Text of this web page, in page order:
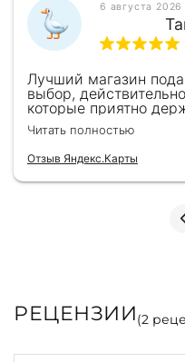
6 августа 2026
Лучший магазин
выбор,
которые приятно
здесь уже второй раз
всегда всё
консультантами до
Однозначно
Читать полностью
Отзыв Яндекс.Карты
РЕЦЕНЗИИ(2